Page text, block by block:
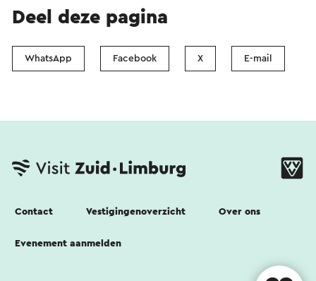
Deel deze pagina
WhatsApp Facebook X E-mail
Contact Vestigingenoverzicht Over ons
Evenement aanmelden